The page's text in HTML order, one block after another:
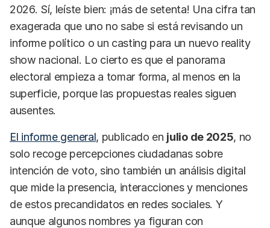
2026. Sí, leíste bien: ¡más de setenta! Una cifra tan
exagerada que uno no sabe si está revisando un
informe político o un casting para un nuevo reality
show nacional. Lo cierto es que el panorama
electoral empieza a tomar forma, al menos en la
superficie, porque las propuestas reales siguen
ausentes.
El informe general, publicado en julio de 2025, no
solo recoge percepciones ciudadanas sobre
intención de voto, sino también un análisis digital
que mide la presencia, interacciones y menciones
de estos precandidatos en redes sociales. Y
aunque algunos nombres ya figuran con